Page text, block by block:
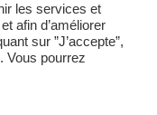
les services et
afin d’améliorer
sur ”J’accepte”,
Vous pourrez